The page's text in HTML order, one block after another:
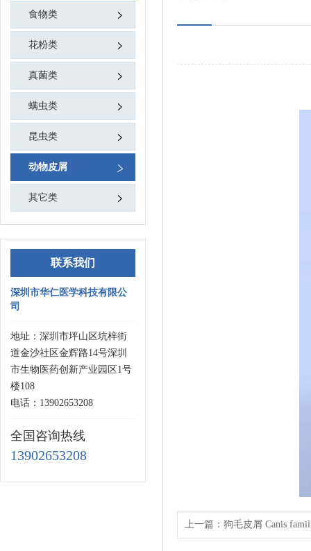
食物类
花粉类
真菌类
螨虫类
昆虫类
动物皮屑
其它类
联系我们
深圳市华仁医学科技有限公
司
地址：深圳市坪山区坑梓街
道金沙社区金辉路14号深圳
市生物医药创新产业园区1号
楼108
电话：13902653208
全国咨询热线
13902653208
上一篇： 狗毛皮屑 Canis